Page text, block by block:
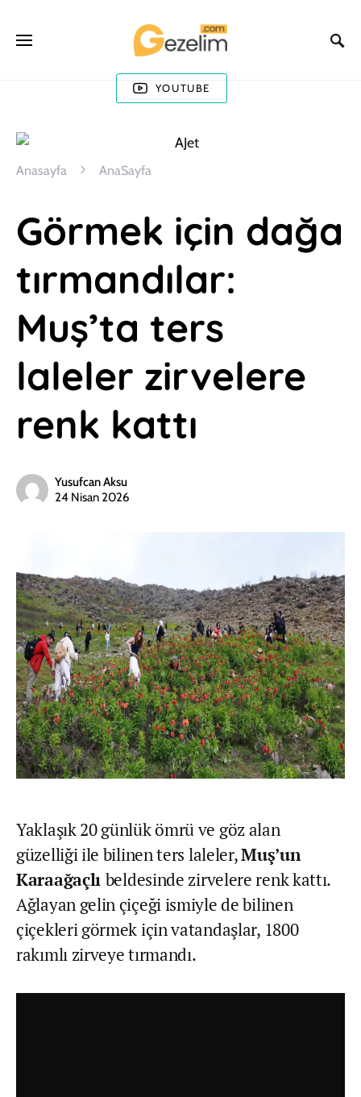
YOUTUBE
Anasayfa AnaSayfa
Görmek için dağa
tırmandılar:
Muş’ta ters
laleler zirvelere
renk kattı
Yusufcan Aksu
24 Nisan 2026
Yaklaşık 20 günlük ömrü ve göz alan
güzelliği ile bilinen ters laleler,Muş’un
Karaağaçlı beldesinde zirvelere renk kattı.
Ağlayan gelin çiçeği ismiyle de bilinen
çiçekleri görmek için vatandaşlar, 1800
rakımlı zirveye tırmandı.